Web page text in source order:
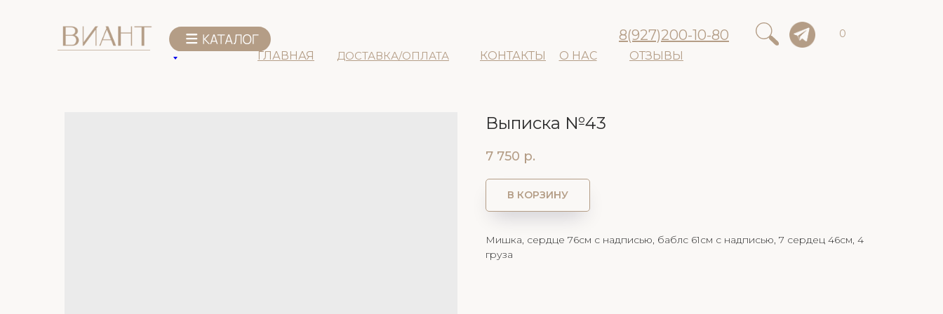
ДОСТАВКА/ОПЛАТА
ГЛАВНАЯ КОНТАКТЫ О НАС ОТЗЫВЫ
8(927)200-10-80 0
Выписка №43
7 750 р.
В КОРЗИНУ
Мишка, сердце 76см с надписью, баблс 61см с надписью, 7 сердец 46см, 4
груза